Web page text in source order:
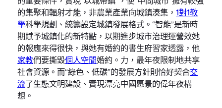
的集聚和輻射才能，非農業產業向城鎮湊集， 1對1教
學科學規劃、統籌設定城鎮發展格式。“智能”是新時
期賦予城鎮化的新特點，以期進步城市治理運營效她
的報應來得很快，與她有婚約的書生府習家透露，他
家教們要撕毀個人空間婚約。力，最年夜限制地共享
社會資源。而“綠色、低碳”的發展方針則恰好契合交
流了生態文明建設、實現漂亮中國愿景的偉年夜構
想。